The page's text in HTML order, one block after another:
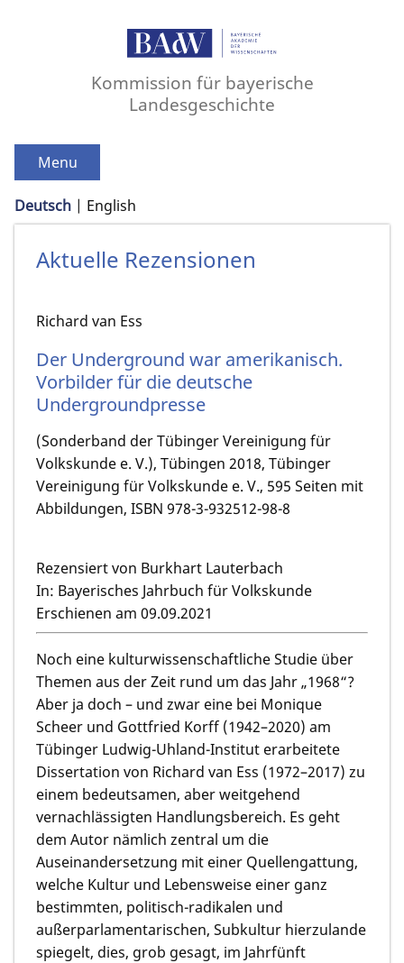
Kommission für bayerische
Landesgeschichte
Menu
Deutsch English
Aktuelle Rezensionen
Richard van Ess
Der Underground war amerikanisch.
Vorbilder für die deutsche
Undergroundpresse
(Sonderband der Tübinger Vereinigung für
Volkskunde e. V.), Tübingen 2018, Tübinger
Vereinigung für Volkskunde e. V., 595 Seiten mit
Abbildungen, ISBN 978-3-932512-98-8
Rezensiert von Burkhart Lauterbach
In: Bayerisches Jahrbuch für Volkskunde
Erschienen am 09.09.2021
Noch eine kulturwissenschaftliche Studie über
Themen aus der Zeit rund um das Jahr „1968“?
Aber ja doch – und zwar eine bei Monique
Scheer und Gottfried Korff (1942–2020) am
Tübinger Ludwig-Uhland-Institut erarbeitete
Dissertation von Richard van Ess (1972–2017) zu
einem bedeutsamen, aber weitgehend
vernachlässigten Handlungsbereich. Es geht
dem Autor nämlich zentral um die
Auseinandersetzung mit einer Quellengattung,
welche Kultur und Lebensweise einer ganz
bestimmten, politisch-radikalen und
außerparlamentarischen, Subkultur hierzulande
spiegelt, dies, grob gesagt, im Jahrfünft